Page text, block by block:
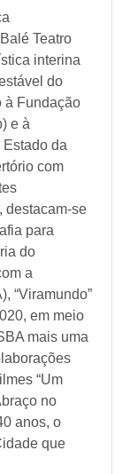
Teatro
interina
do
à Fundação
e à
da
com
destacam-se
para
do
a
“Viramundo”
em meio
mais uma
“Um
no
anos, o
que